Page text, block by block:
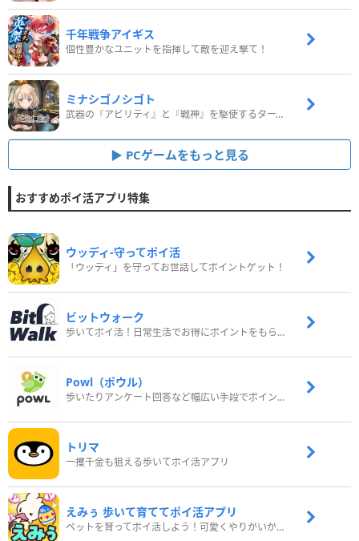
千年戦争アイギス
個性豊かなユニットを指揮して敵を迎え撃て！
ミナシゴノシゴト
武器の『アビリティ』と『戦神』を駆使するターン制コマンドバトルRPG！
PCゲームをもっと見る
おすすめポイ活アプリ特集
ウッディ‐守ってポイ活
「ウッディ」を守ってお世話してポイントゲット！
ビットウォーク
歩いてポイ活！日常生活でお得にポイントをもらおう
Powl（ポウル）
歩いたりアンケート回答など幅広い手段でポイントをゲット
トリマ
一攫千金も狙える歩いてポイ活アプリ
えみぅ 歩いて育ててポイ活アプリ
ペットを育ってポイ活しよう！可愛くやりがいがある新感覚アプリ